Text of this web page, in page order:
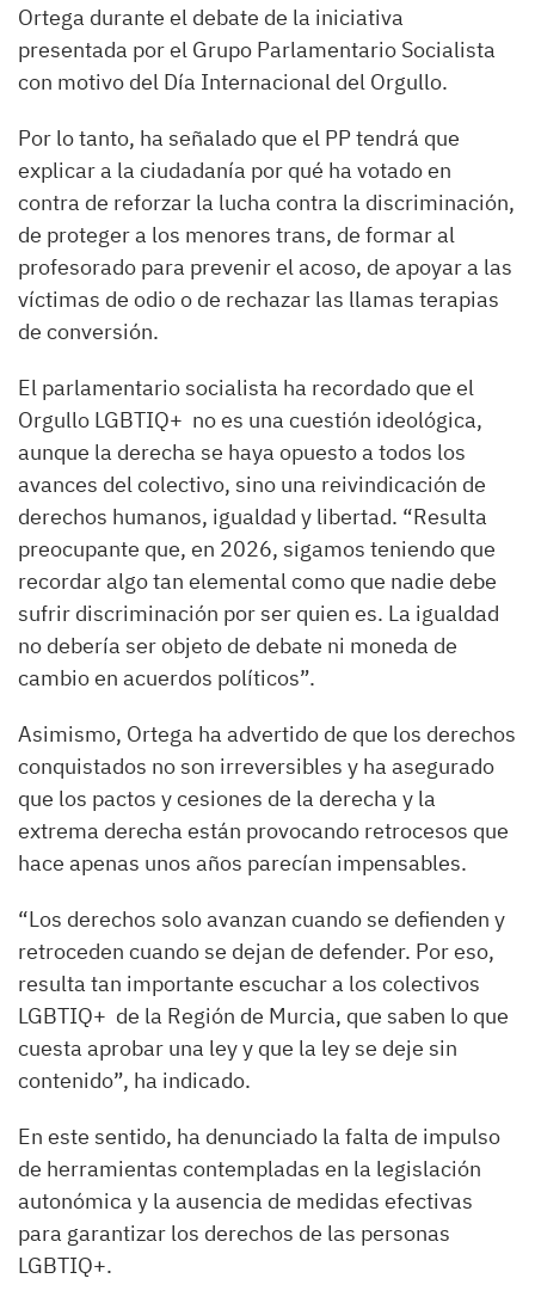
Ortega durante el debate de la iniciativa
presentada por el Grupo Parlamentario Socialista
con motivo del Día Internacional del Orgullo.
Por lo tanto, ha señalado que el PP tendrá que
explicar a la ciudadanía por qué ha votado en
contra de reforzar la lucha contra la discriminación,
de proteger a los menores trans, de formar al
profesorado para prevenir el acoso, de apoyar a las
víctimas de odio o de rechazar las llamas terapias
de conversión.
El parlamentario socialista ha recordado que el
Orgullo LGBTIQ+ no es una cuestión ideológica,
aunque la derecha se haya opuesto a todos los
avances del colectivo, sino una reivindicación de
derechos humanos, igualdad y libertad. “Resulta
preocupante que, en 2026, sigamos teniendo que
recordar algo tan elemental como que nadie debe
sufrir discriminación por ser quien es. La igualdad
no debería ser objeto de debate ni moneda de
cambio en acuerdos políticos”.
Asimismo, Ortega ha advertido de que los derechos
conquistados no son irreversibles y ha asegurado
que los pactos y cesiones de la derecha y la
extrema derecha están provocando retrocesos que
hace apenas unos años parecían impensables.
“Los derechos solo avanzan cuando se defienden y
retroceden cuando se dejan de defender. Por eso,
resulta tan importante escuchar a los colectivos
LGBTIQ+ de la Región de Murcia, que saben lo que
cuesta aprobar una ley y que la ley se deje sin
contenido”, ha indicado.
En este sentido, ha denunciado la falta de impulso
de herramientas contempladas en la legislación
autonómica y la ausencia de medidas efectivas
para garantizar los derechos de las personas
LGBTIQ+.